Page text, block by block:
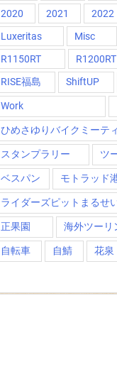
2020
2021 2022
Luxeritas
Misc
R1150RT
R1200RT
RISE福島
ShiftUP
Work
ひめさゆりバイクミーテ
スタンプラリー ツ
ベスパン モトラッド
ライダーズピットまるせ
正果園 海外ツーリ
自転車 自鯖 花泉